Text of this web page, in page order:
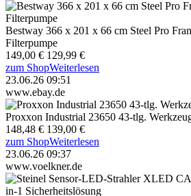
Bestway 366 x 201 x 66 cm Steel Pro
Filterpumpe
149,00 € 129,99 €
zum ShopWeiterlesen
23.06.26 09:51
www.ebay.de
Proxxon Industrial 23650 43-tlg.
148,48 € 139,00 €
zum ShopWeiterlesen
23.06.26 09:37
www.voelkner.de